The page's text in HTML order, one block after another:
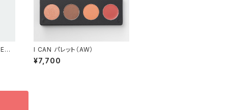
I CAN パレット（AW）
¥7,700